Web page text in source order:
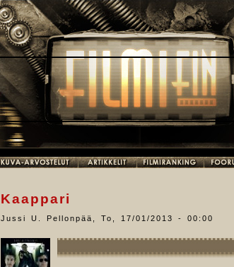
Kaappari
Jussi U. Pellonpää To, 17/01/2013 - 00:00